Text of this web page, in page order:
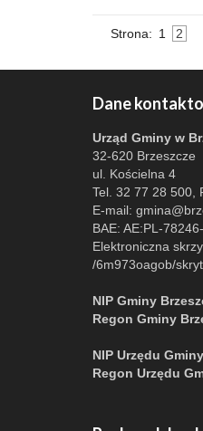
Strona: 1 2
Dane
Urząd Gminy w
32-620 Brzeszcze
ul. Kościelna 4
Tel. 32 77 28 500,
E-mail:
BAE: AE:PL-
Elektroniczna
/6m973oagob/
NIP Gminy
Regon Gminy
NIP Urzędu
Regon Urzędu